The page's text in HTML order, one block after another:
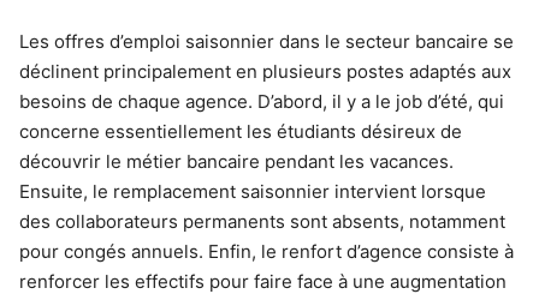
Les offres d’emploi saisonnier dans le secteur bancaire se
déclinent principalement en plusieurs postes adaptés aux
besoins de chaque agence. D’abord, il y a le job d’été, qui
concerne essentiellement les étudiants désireux de
découvrir le métier bancaire pendant les vacances.
Ensuite, le remplacement saisonnier intervient lorsque
des collaborateurs permanents sont absents, notamment
pour congés annuels. Enfin, le renfort d’agence consiste à
renforcer les effectifs pour faire face à une augmentation